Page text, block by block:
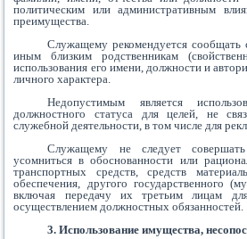
политическим или административным
преимущества.
Служащему рекомендуется сообщать
иным близким родственникам
использования его имени, должности и
личного характера.
Недопустимым является
должностного статуса для целей, не
служебной деятельности, в том числе для
Служащему не следует
усомниться в обоснованности или
транспортных средств, средств
обеспечения, другого государственного
включая передачу их третьим лицам
осуществлением должностных обязанностей.
3. Использование имущества,